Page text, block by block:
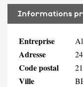
Informations
Entreprise
Adresse
Code postal
Ville